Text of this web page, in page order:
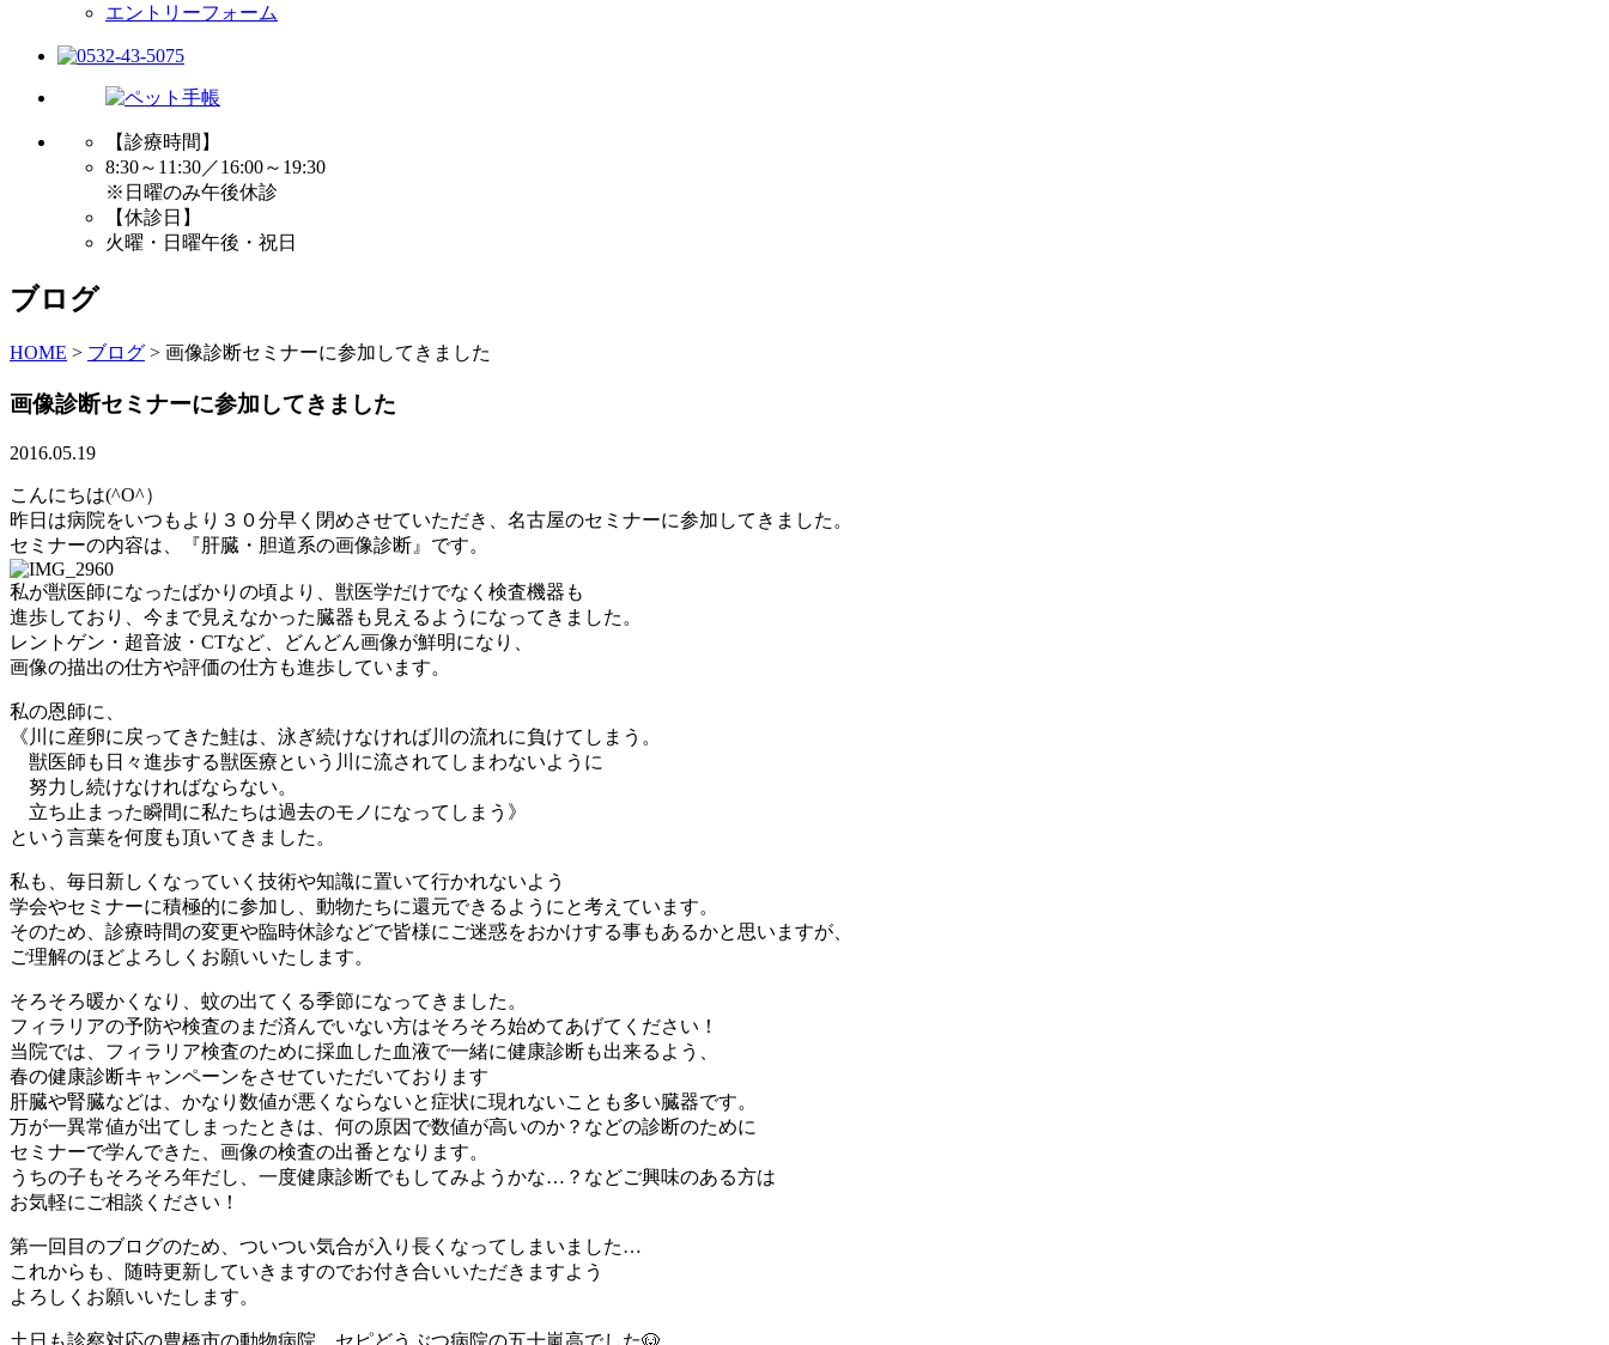
エントリーフォーム
【診療時間】
8:30～11:30／16:00～19:30
※日曜のみ午後休診
【休診日】
火曜・日曜午後・祝日
ブログ
HOME > ブログ > 画像診断セミナーに参加してきました
画像診断セミナーに参加してきました
2016.05.19
こんにちは(^O^）
昨日は病院をいつもより３０分早く閉めさせていただき、名古屋のセミナーに参加してきました。
セミナーの内容は、『肝臓・胆道系の画像診断』です。
私が獣医師になったばかりの頃より、獣医学だけでなく検査機器も
進歩しており、今まで見えなかった臓器も見えるようになってきました。
レントゲン・超音波・CTなど、どんどん画像が鮮明になり、
画像の描出の仕方や評価の仕方も進歩しています。
私の恩師に、
《川に産卵に戻ってきた鮭は、泳ぎ続けなければ川の流れに負けてしまう。
獣医師も日々進歩する獣医療という川に流されてしまわないように
努力し続けなければならない。
立ち止まった瞬間に私たちは過去のモノになってしまう》
という言葉を何度も頂いてきました。
私も、毎日新しくなっていく技術や知識に置いて行かれないよう
学会やセミナーに積極的に参加し、動物たちに還元できるようにと考えています。
そのため、診療時間の変更や臨時休診などで皆様にご迷惑をおかけする事もあるかと思いますが、
ご理解のほどよろしくお願いいたします。
そろそろ暖かくなり、蚊の出てくる季節になってきました。
フィラリアの予防や検査のまだ済んでいない方はそろそろ始めてあげてください！
当院では、フィラリア検査のために採血した血液で一緒に健康診断も出来るよう、
春の健康診断キャンペーンをさせていただいております
肝臓や腎臓などは、かなり数値が悪くならないと症状に現れないことも多い臓器です。
万が一異常値が出てしまったときは、何の原因で数値が高いのか？などの診断のために
セミナーで学んできた、画像の検査の出番となります。
うちの子もそろそろ年だし、一度健康診断でもしてみようかな…？などご興味のある方は
お気軽にご相談ください！
第一回目のブログのため、ついつい気合が入り長くなってしまいました…
これからも、随時更新していきますのでお付き合いいただきますよう
よろしくお願いいたします。
土日も診察対応の豊橋市の動物病院。セピどうぶつ病院の五十嵐高でした🐶